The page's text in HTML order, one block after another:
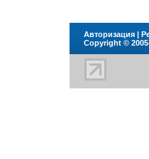
Авторизация |
Copyright ©